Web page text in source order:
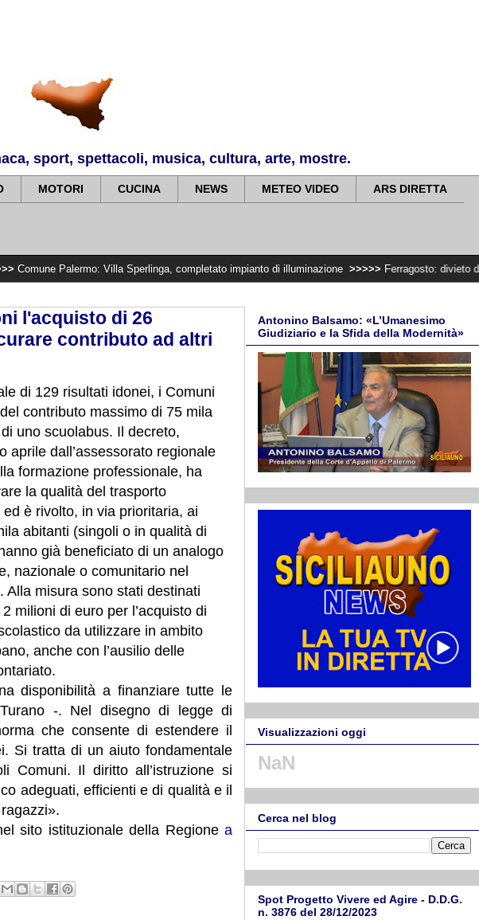
sport, spettacoli, musica, cultura, arte, mostre.
MOTORI CUCINA NEWS METEO VIDEO ARS DIRETTA
Villa Sperlinga, completato impianto di illuminazione >>>>> Ferragosto: divieto di trasportare
l'acquisto di 26
contributo ad altri
di 129 risultati idonei, i Comuni
contributo massimo di 75 mila
uno scuolabus. Il decreto,
aprile dall’assessorato regionale
formazione professionale, ha
la qualità del trasporto
è rivolto, in via prioritaria, ai
abitanti (singoli o in qualità di
già beneficiato di un analogo
nazionale o comunitario nel
Alla misura sono stati destinati
milioni di euro per l’acquisto di
da utilizzare in ambito
anche con l’ausilio delle
disponibilità a finanziare tutte le
-. Nel disegno di legge di
che consente di estendere il
Si tratta di un aiuto fondamentale
Comuni. Il diritto all’istruzione si
adeguati, efficienti e di qualità e il
sito istituzionale della Regione a
Antonino Balsamo: «L’Umanesimo
Giudiziario e la Sfida della Modernità»
Visualizzazioni oggi
NaN
Cerca nel blog
Spot Progetto Vivere ed Agire - D.D.G.
n. 3876 del 28/12/2023